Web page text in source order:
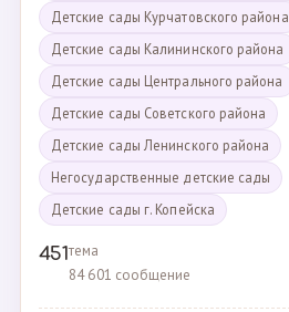
Детские сады Курчатовского района
Детские сады Калининского района
Детские сады Центрального района
Детские сады Советского района
Детские сады Ленинского района
Негосударственные детские сады
Детские сады г. Копейска
451тема
84 601 сообщение